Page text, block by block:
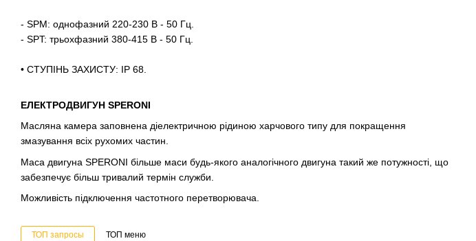
- SPM: однофазний 220-230 В - 50 Гц.
- SPT: трьохфазний 380-415 В - 50 Гц.
• СТУПІНЬ ЗАХИСТУ: IP 68.
ЕЛЕКТРОДВИГУН SPERONI
Масляна камера заповнена діелектричною рідиною харчового типу для покращення
змазування всіх рухомих частин.
Маса двигуна SPERONI більше маси будь-якого аналогічного двигуна такий же потужності, що
забезпечує більш тривалий термін служби.
Можливість підключення частотного перетворювача.
ТОП запросы ТОП меню